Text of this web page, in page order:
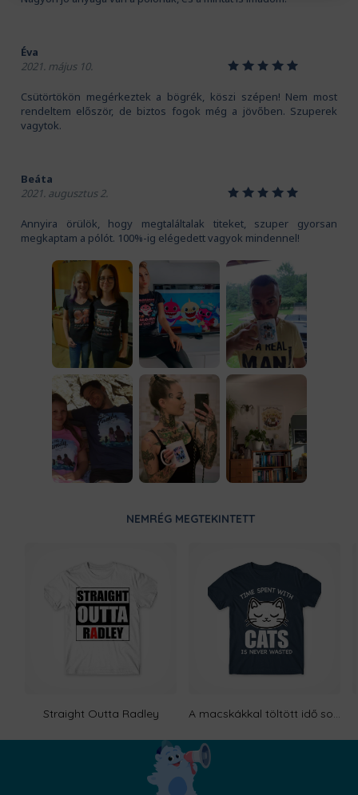
Éva
2021. május 10.
12345
Csütörtökön megérkeztek a bögrék, köszi szépen! Nem most
rendeltem először, de biztos fogok még a jövőben. Szuperek
vagytok.
Beáta
2021. augusztus 2.
12345
Annyira örülök, hogy megtaláltalak titeket, szuper gyorsan
megkaptam a pólót. 100%-ig elégedett vagyok mindennel!
NEMRÉG MEGTEKINTETT
Straight Outta Radley A macskákkal töltött idő sosem elvesztegetett